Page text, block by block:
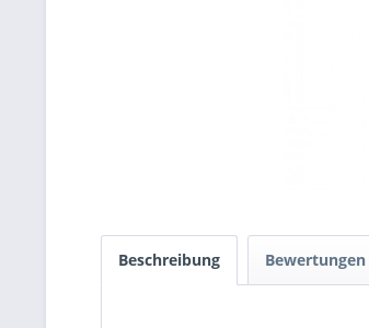
Beschreibung Bewertungen